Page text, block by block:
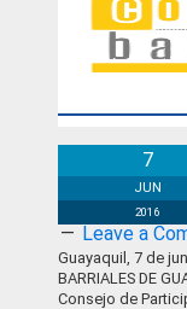
CPCCS
7
JUN
2016
Leave a
Guayaquil, 7 de
BARRIALES DE
Consejo de